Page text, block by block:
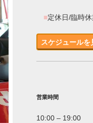
■定休日/臨時
スケジュールを
営業時間
10:00 – 19:00